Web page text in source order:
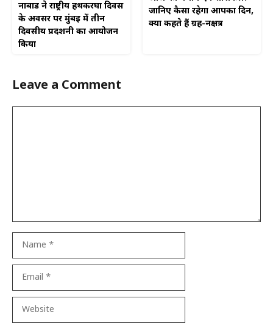
नाबार्ड ने राष्ट्रीय हथकरघा दिवस
के अवसर पर मुंबई में तीन
दिवसीय प्रदर्शनी का आयोजन
किया
जानिए कैसा रहेगा आपका दिन,
क्या कहते हैं ग्रह-नक्षत्र
Leave a Comment
Website